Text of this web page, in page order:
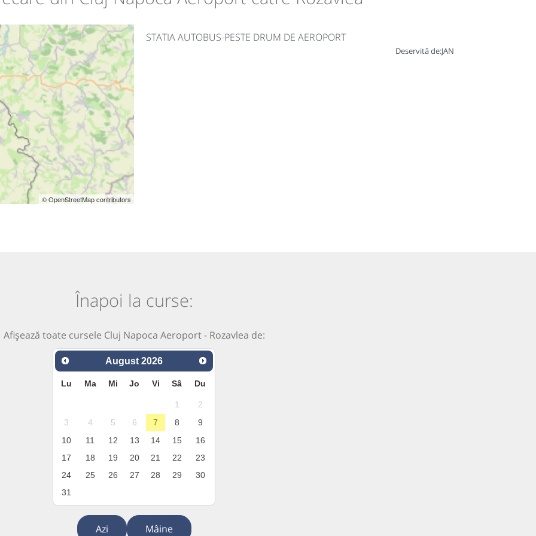
© OpenStreetMap contributors
STATIA AUTOBUS-PESTE DRUM DE AEROPORT
Deservită de:JAN
Înapoi la curse:
Afișează toate cursele Cluj Napoca Aeroport - Rozavlea de:
August 2026
Lu Ma Mi Jo Vi Sâ Du
1
2
3
4 5 6 7 8
9
10
11 12 13 14 15
16
17
18 19 20 21 22
23
24
25 26 27 28 29
30
31
Azi Mâine